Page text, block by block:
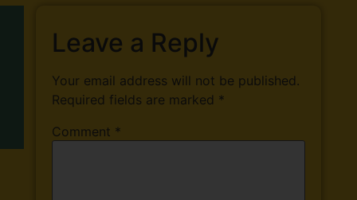
Leave a Reply
Your email address will not be published.
Required fields are marked *
Comment *